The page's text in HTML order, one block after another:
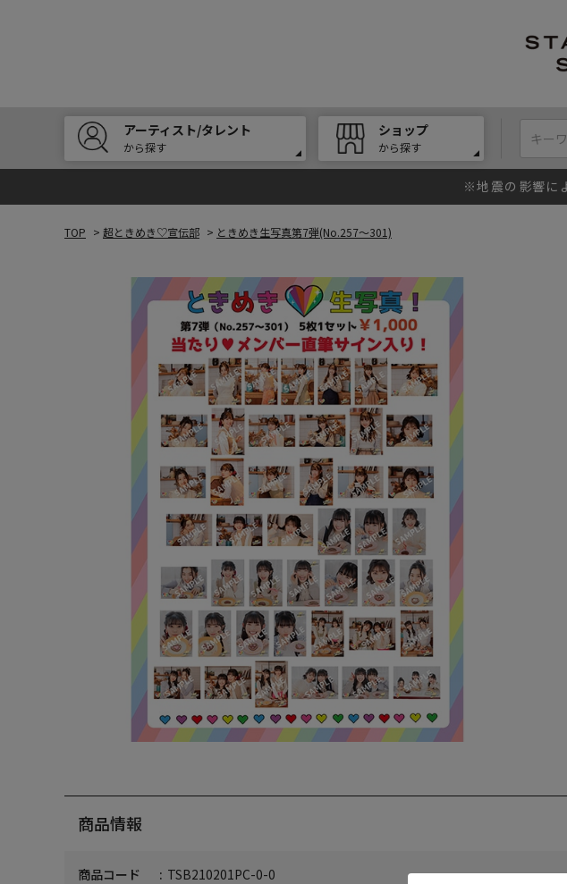
アーティスト/タレント
から探す
ショップ
から探す
※地震の影響に
TOP > 超ときめき♡宣伝部 > ときめき生写真第7弾(No.257～301)
商品情報
商品コード
TSB210201PC-0-0